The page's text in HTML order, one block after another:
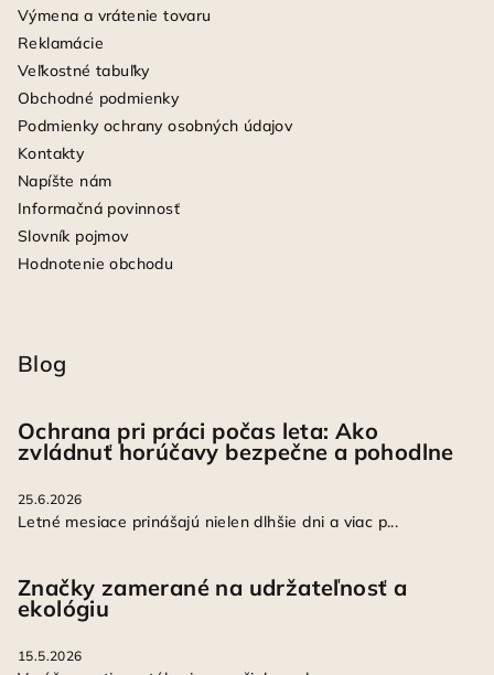
Výmena a vrátenie tovaru
Reklamácie
Veľkostné tabuľky
Obchodné podmienky
Podmienky ochrany osobných údajov
Kontakty
Napíšte nám
Informačná povinnosť
Slovník pojmov
Hodnotenie obchodu
Blog
Ochrana pri práci počas leta: Ako
zvládnuť horúčavy bezpečne a pohodlne
25.6.2026
Letné mesiace prinášajú nielen dlhšie dni a viac p...
Značky zamerané na udržateľnosť a
ekológiu
15.5.2026